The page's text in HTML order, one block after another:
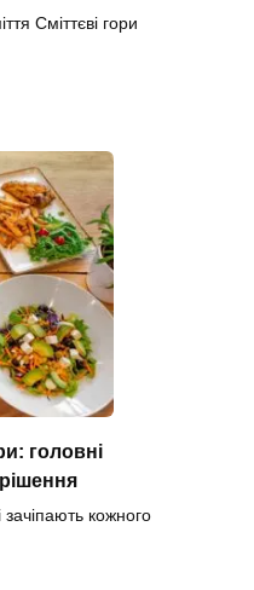
Сміттєві гори
головні
кожного